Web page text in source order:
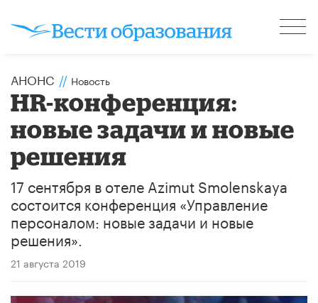
АНОНС // Новость
HR-конференция:
новые задачи и новые
решения
17 сентября в отеле Azimut Smolenskaya
состоится конференция «Управление
персоналом: новые задачи и новые
решения».
21 августа 2019